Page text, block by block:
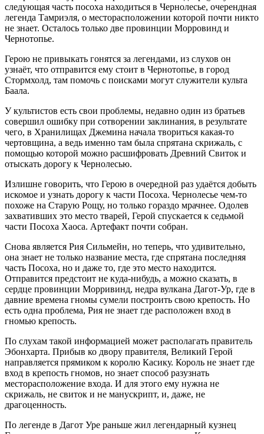
следующая часть посоха находиться в Чернолесье, очерендная
легенда Тамриэля, о месторасположении которой почти никто
не знает. Осталось только две провинции Морровинд и
Чернотопье.
Герою не привыкать гонятся за легендами, из слухов он
узнаёт, что отправится ему стоит в Чернотопье, в город
Стормхолд, там помочь с поисками могут служители культа
Баала.
У культистов есть свои проблемы, недавно один из братьев
совершил ошибку при сотворении заклинания, в результате
чего, в Хранилищах Джемина начала твориться какая-то
чертовщина, а ведь именно там была спрятана скрижаль, с
помощью которой можно расшифровать Древний Свиток и
отыскать дорогу к Чернолесью.
Излишне говорить, что Герою в очередной раз удаётся добыть
искомое и узнать дорогу к части Посоха. Чернолесье чем-то
похоже на Старую Рощу, но только гораздо мрачнее. Одолев
захвативших это место тварей, Герой спускается к седьмой
части Посоха Хаоса. Артефакт почти собран.
Снова является Рия Сильмейн, но теперь, что удивительно,
она знает не только название места, где спрятана последняя
часть Посоха, но и даже то, где это место находится.
Отправится предстоит не куда-нибудь, а можно сказать, в
сердце провинции Морривинд, недра вулкана Дагот-Ур, где в
давние времена гномы сумели построить свою крепость. Но
есть одна проблема, Рия не знает где расположен вход в
гномью крепость.
По слухам такой информацией может располагать правитель
Эбонхарта. Прибыв ко двору правителя, Великий Герой
направляется прямиком к королю Касику. Король не знает где
вход в крепость гномов, но знает способ разузнать
месторасположение входа. И для этого ему нужна не
скрижаль, не свиток и не манускрипт, и, даже, не
драгоценность.
По легенде в Дагот Уре раньше жил легендарный кузнец